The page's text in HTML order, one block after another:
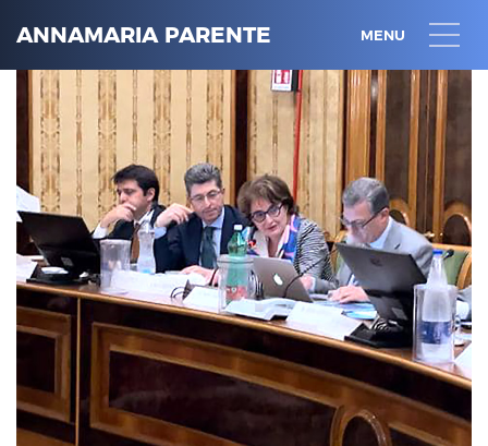
ANNAMARIA PARENTE MENU